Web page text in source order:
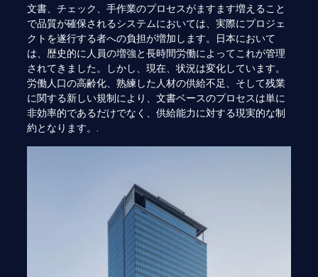
文書、チェック、手作業のプロセスがますます増えること
で品質が確保されるシステムにおいては、実際にプロジェ
クトを遂行する者への負担が増加します。日本において
は、歴史的に人員の増強と長時間労働によってこれが管理
されてきました。しかし、現在、状況は変化しています。
労働人口の高齢化、熟練した人材の供給不足、そして残業
に関する新しい規制により、文書ベースのプロセスは単に
非効率的であるだけでなく、供給能力に対する現実的な制
約となります。.